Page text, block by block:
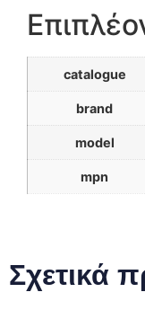
catalogue
brand
model
mpn
Σχετικά